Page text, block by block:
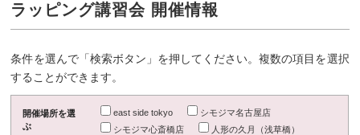
ラッピング講習会 開催情報
条件を選んで「検索ボタン」を押してください。複数の項目を選択
することができます。
開催場所を選
ぶ
east side tokyo
シモジマ名古屋店
シモジマ心斎橋店
人形の久月（浅草橋）